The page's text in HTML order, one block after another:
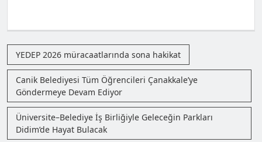
YEDEP 2026 müracaatlarında sona hakikat
Canik Belediyesi Tüm Öğrencileri Çanakkale’ye
Göndermeye Devam Ediyor
Üniversite–Belediye İş Birliğiyle Geleceğin Parkları
Didim’de Hayat Bulacak